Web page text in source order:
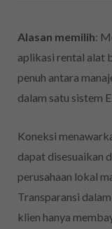
Alasan memilih:
aplikasi rental alat
penuh antara
dalam satu sistem
Koneksi
dapat disesuaikan
perusahaan lokal
Transparansi
klien hanya